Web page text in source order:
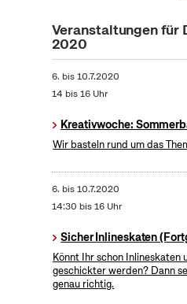
Veranstaltungen für
2020
6. bis10.7.2020
14 bis 16 Uhr
Kreativwoche:
Wir basteln rund um das
6. bis10.7.2020
14:30 bis 16 Uhr
Sicher Inlineskaten
Könnt Ihr schon Inlineskaten
geschickter werden? Dann
genau richtig.